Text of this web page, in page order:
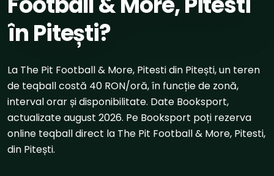
în Pitești?
La The Pit Football & More, Pitesti din Pitești, un teren
de teqball costă 40 RON/oră, în funcție de zonă,
interval orar și disponibilitate. Date Booksport,
actualizate august 2026. Pe Booksport poți rezerva
online teqball direct la The Pit Football & More, Pitesti,
din Pitești.